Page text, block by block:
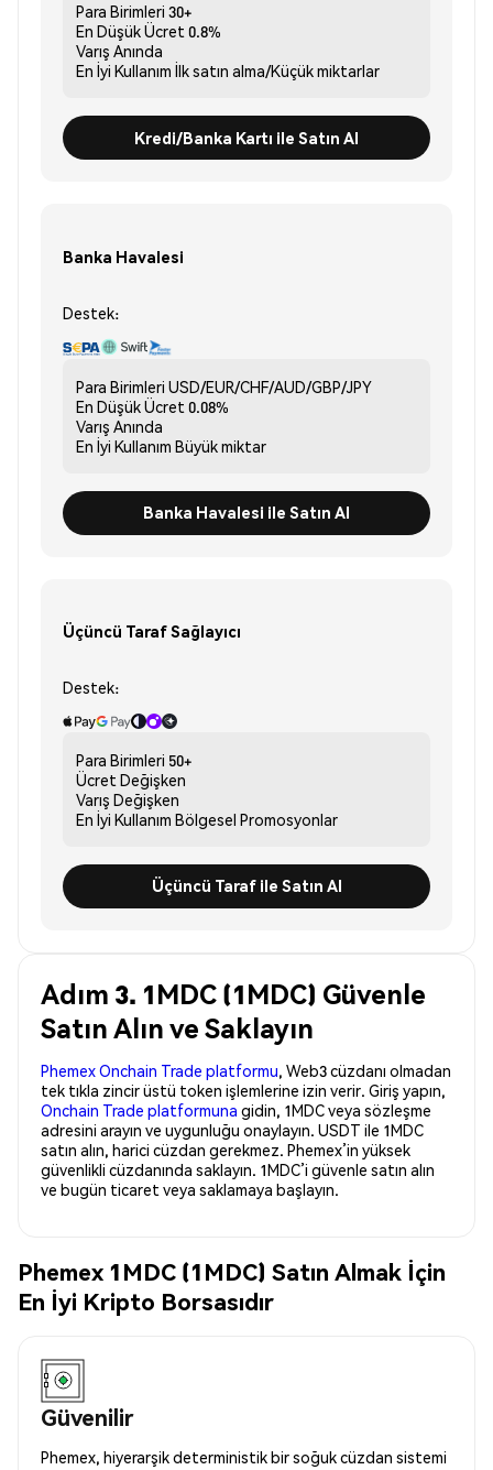
Para Birimleri 30+
En Düşük Ücret 0.8%
Varış Anında
En İyi Kullanım İlk satın alma/Küçük miktarlar
Kredi/Banka Kartı ile Satın Al
Banka Havalesi
Destek:
Para Birimleri USD/EUR/CHF/AUD/GBP/JPY
En Düşük Ücret 0.08%
Varış Anında
En İyi Kullanım Büyük miktar
Banka Havalesi ile Satın Al
Üçüncü Taraf Sağlayıcı
Destek:
Para Birimleri 50+
Ücret Değişken
Varış Değişken
En İyi Kullanım Bölgesel Promosyonlar
Üçüncü Taraf ile Satın Al
Adım 3. 1MDC (1MDC) Güvenle
Satın Alın ve Saklayın
Phemex Onchain Trade platformu, Web3 cüzdanı olmadan
tek tıkla zincir üstü token işlemlerine izin verir. Giriş yapın,
Onchain Trade platformuna gidin, 1MDC veya sözleşme
adresini arayın ve uygunluğu onaylayın. USDT ile 1MDC
satın alın, harici cüzdan gerekmez. Phemex’in yüksek
güvenlikli cüzdanında saklayın. 1MDC’i güvenle satın alın
ve bugün ticaret veya saklamaya başlayın.
Phemex 1MDC (1MDC) Satın Almak İçin
En İyi Kripto Borsasıdır
Güvenilir
Phemex, hiyerarşik deterministik bir soğuk cüzdan sistemi